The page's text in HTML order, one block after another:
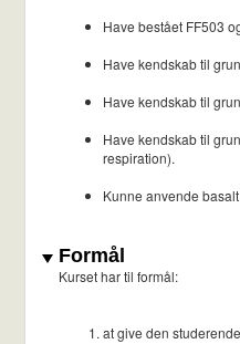
Have bestået FF503
Have kendskab til
Have kendskab til
Have kendskab til
respiration).
Kunne anvende
Formål
Kurset har til formål:
at give den